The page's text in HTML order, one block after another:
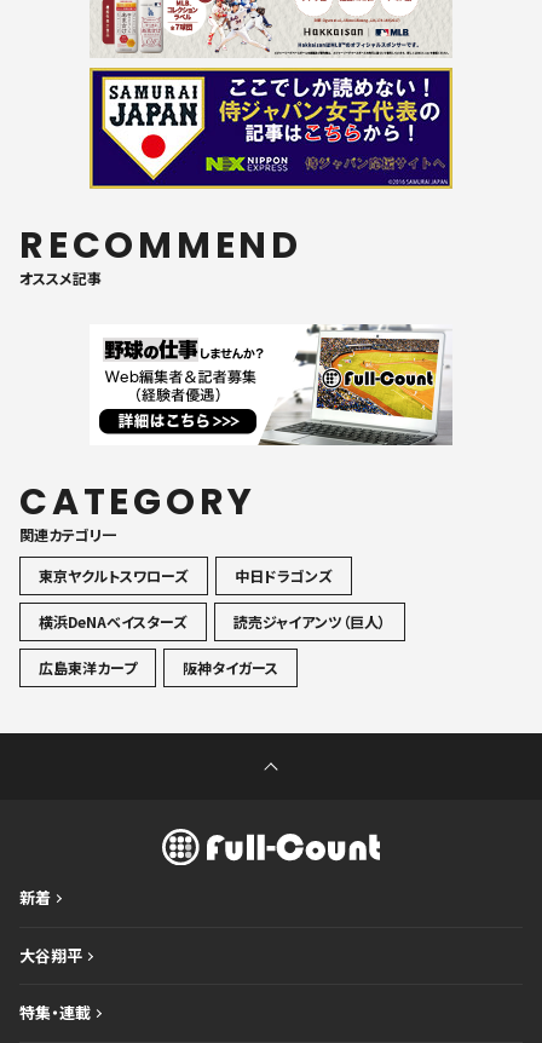
RECOMMEND
オススメ記事
CATEGORY
関連カテゴリ一
東京ヤクルトスワローズ
中日ドラゴンズ
横浜DeNAベイスターズ 読売ジャイアンツ（巨人）
広島東洋カープ 阪神タイガース
新着
大谷翔平
特集・連載